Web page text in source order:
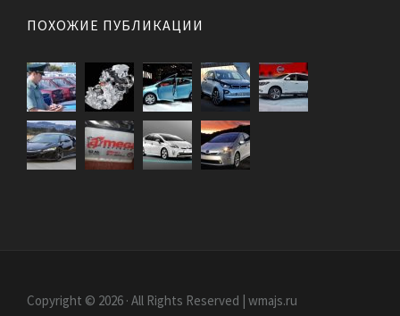
ПОХОЖИЕ ПУБЛИКАЦИИ
Copyright © 2026 · All Rights Reserved | wmajs.ru